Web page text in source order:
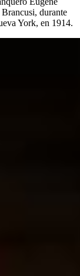
durante
York, en 1914.